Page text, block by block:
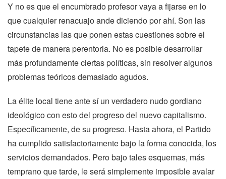
Y no es que el encumbrado profesor vaya a fijarse en lo
que cualquier renacuajo ande diciendo por ahí. Son las
circunstancias las que ponen estas cuestiones sobre el
tapete de manera perentoria. No es posible desarrollar
más profundamente ciertas políticas, sin resolver algunos
problemas teóricos demasiado agudos.
La élite local tiene ante sí un verdadero nudo gordiano
ideológico con esto del progreso del nuevo capitalismo.
Específicamente, de su progreso. Hasta ahora, el Partido
ha cumplido satisfactoriamente bajo la forma conocida, los
servicios demandados. Pero bajo tales esquemas, más
temprano que tarde, le será simplemente imposible avalar